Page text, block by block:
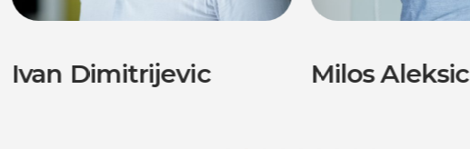
Ivan Dimitrijevic Milos Aleksic